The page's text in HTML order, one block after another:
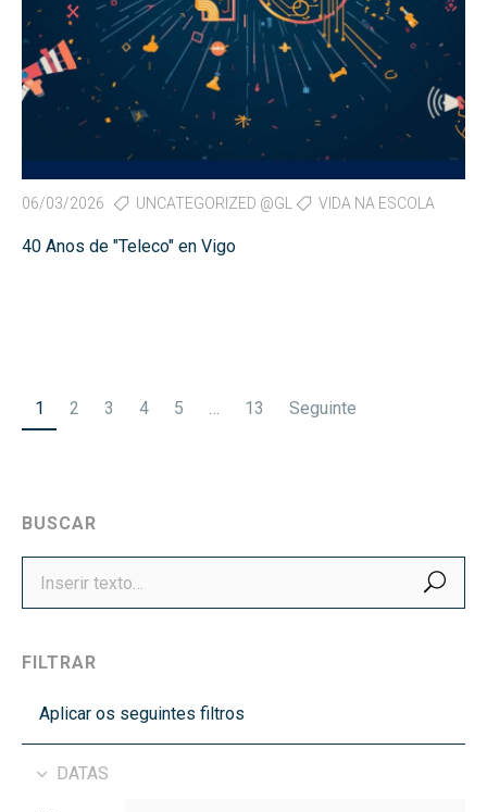
06/03/2026 UNCATEGORIZED @GL VIDA NA ESCOLA
40 Anos de "Teleco" en Vigo
de
1 2 3 4 5 … 13 Seguinte
BUSCAR
FILTRAR
Aplicar os seguintes filtros
DATAS